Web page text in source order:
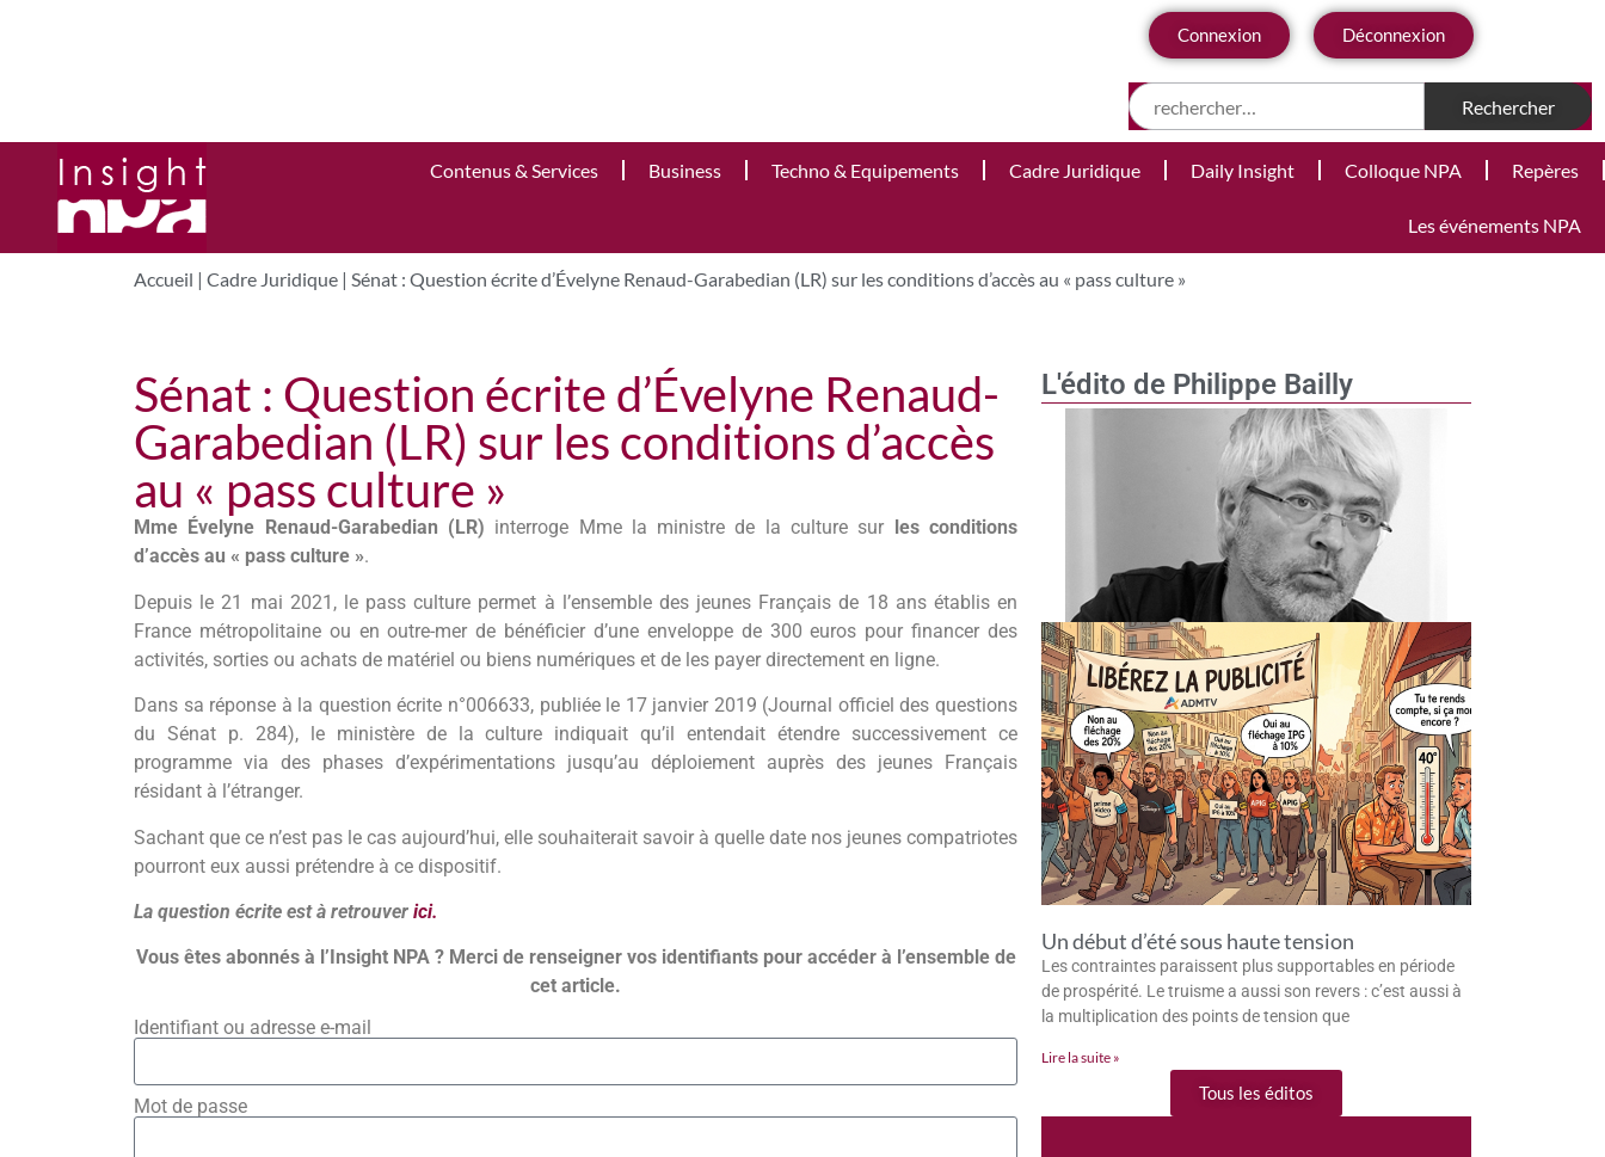
Connexion Déconnexion
Contenus & Services Business Techno & Equipements Cadre Juridique Daily Insight Colloque NPA Repères
Les événements NPA
Accueil | Cadre Juridique | Sénat : Question écrite d’Évelyne Renaud-Garabedian (LR) sur les conditions d’accès au « pass culture »
L'édito de Philippe Bailly
Un début d’été sous haute tension
Les contraintes paraissent plus supportables en période
de prospérité. Le truisme a aussi son revers : c’est aussi à
la multiplication des points de tension que
Lire la suite »
Tous les éditos
Sénat : Question écrite d’Évelyne Renaud-
Garabedian (LR) sur les conditions d’accès
au « pass culture »
Mme Évelyne Renaud-Garabedian (LR) interroge Mme la ministre de la culture sur
les conditions
d’accès au « pass culture ».
Depuis le 21 mai 2021, le pass culture permet à l’ensemble des jeunes Français de 18 ans établis en
France métropolitaine ou en outre-mer de bénéficier d’une enveloppe de 300 euros pour financer des
activités, sorties ou achats de matériel ou biens numériques et de les payer directement en ligne.
Dans sa réponse à la question écrite n°006633, publiée le 17 janvier 2019 (Journal officiel des questions
du Sénat p. 284), le ministère de la culture indiquait qu’il entendait étendre successivement ce
programme via des phases d’expérimentations jusqu’au déploiement auprès des jeunes Français
résidant à l’étranger.
Sachant que ce n’est pas le cas aujourd’hui, elle souhaiterait savoir à quelle date nos jeunes compatriotes
pourront eux aussi prétendre à ce dispositif.
La question écrite est à retrouverici.
Vous êtes abonnés à l’Insight NPA ? Merci de renseigner vos identifiants pour accéder à l’ensemble de
cet article.
Identifiant ou adresse e-mail
Mot de passe